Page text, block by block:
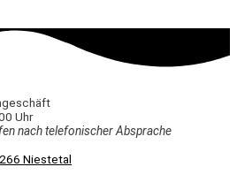
Uhr
nach telefonischer Absprache
Niestetal